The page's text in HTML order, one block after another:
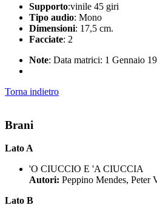
Supporto:vinile 45 giri
Tipo audio: Mono
Dimensioni: 17,5 cm.
Facciate: 2
Note: Data matrici: 1 Gennaio
Torna indietro
Brani
Lato A
'O CIUCCIO E 'A CIUCCIA
Autori: Peppino Mendes, Peter
Lato B